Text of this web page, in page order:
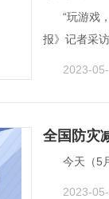
“玩游戏
报》记者采
2023-
全国防灾
今天（5
2023-